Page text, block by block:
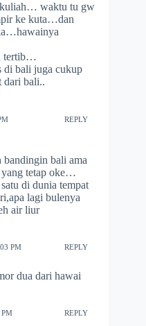
waktu tu gw
ke kuta…dan
tertib…
bali juga cukup
dari bali..
REPLY
bandingin bali ama
tetap oke…
di dunia tempat
lagi bulenya
air liur
PM REPLY
dua dari hawai
PM REPLY